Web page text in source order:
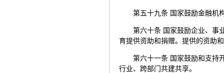
第五十九条 国家鼓励金融机
第六十条 国家鼓励企业、事
育提供资助和捐赠。提供的资助
第六十一条 国家鼓励和支持
行业、跨部门共建共享。